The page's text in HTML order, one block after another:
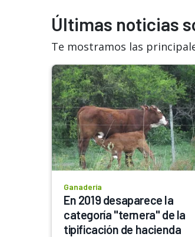
Últimas noticias
Te mostramos las
Ganadería
En 2019 desaparece la
categoría "ternera" de la
tipificación de hacienda